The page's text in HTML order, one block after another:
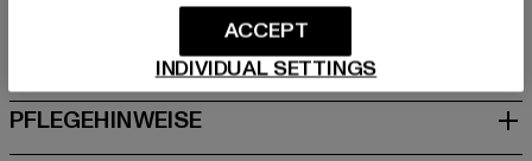
GRÖSSE & PASSFORM
PFLEGEHINWEISE
INDIVIDUAL SETTINGS
ACCEPT